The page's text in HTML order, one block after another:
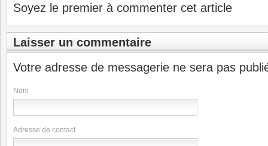
Soyez le premier à commenter cet article
Laisser un commentaire
Votre adresse de messagerie ne sera pas
Nom
Adresse de contact